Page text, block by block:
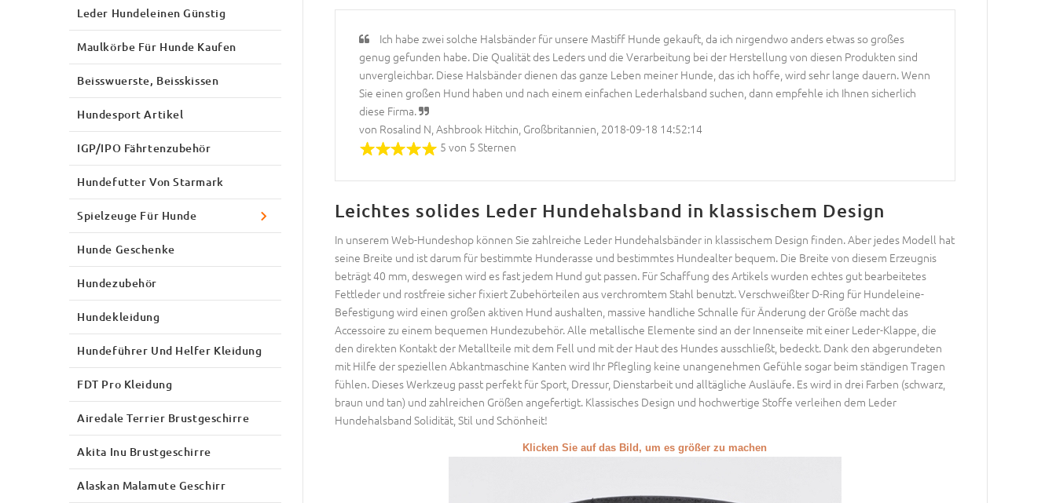
Ich habe zwei solche Halsbänder für unsere Mastiff Hunde gekauft, da ich nirgendwo anders etwas so großes
genug gefunden habe. Die Qualität des Leders und die Verarbeitung bei der Herstellung von diesen Produkten sind
unvergleichbar. Diese Halsbänder dienen das ganze Leben meiner Hunde, das ich hoffe, wird sehr lange dauern. Wenn
Sie einen großen Hund haben und nach einem einfachen Lederhalsband suchen, dann empfehle ich Ihnen sicherlich
diese Firma.
von Rosalind N, Ashbrook Hitchin, Großbritannien, 2018-09-18 14:52:14
5 von 5 Sternen
Leichtes solides Leder Hundehalsband in klassischem Design
In unserem Web-Hundeshop können Sie zahlreiche Leder Hundehalsbänder in klassischem Design finden. Aber jedes Modell hat
seine Breite und ist darum für bestimmte Hunderasse und bestimmtes Hundealter bequem. Die Breite von diesem Erzeugnis
beträgt 40 mm, deswegen wird es fast jedem Hund gut passen. Für Schaffung des Artikels wurden echtes gut bearbeitetes
Fettleder und rostfreie sicher fixiert Zubehörteilen aus verchromtem Stahl benutzt. Verschweißter D-Ring für Hundeleine-
Befestigung wird einen großen aktiven Hund aushalten, massive handliche Schnalle für Änderung der Größe macht das
Accessoire zu einem bequemen Hundezubehör. Alle metallische Elemente sind an der Innenseite mit einer Leder-Klappe, die
den direkten Kontakt der Metallteile mit dem Fell und mit der Haut des Hundes ausschließt, bedeckt. Dank den abgerundeten
mit Hilfe der speziellen Abkantmaschine Kanten wird Ihr Pflegling keine unangenehmen Gefühle sogar beim ständigen Tragen
fühlen. Dieses Werkzeug passt perfekt für Sport, Dressur, Dienstarbeit und alltägliche Ausläufe. Es wird in drei Farben (schwarz,
braun und tan) und zahlreichen Größen angefertigt. Klassisches Design und hochwertige Stoffe verleihen dem Leder
Hundehalsband Solidität, Stil und Schönheit!
Klicken Sie auf das Bild, um es größer zu machen
Leder Hundeleinen Günstig
Maulkörbe Für Hunde Kaufen
Beisswuerste, Beisskissen
Hundesport Artikel
IGP/IPO Fährtenzubehör
Hundefutter Von Starmark
Spielzeuge Für Hunde
Hunde Geschenke
Hundezubehör
Hundekleidung
Hundeführer Und Helfer Kleidung
FDT Pro Kleidung
Airedale Terrier Brustgeschirre
Akita Inu Brustgeschirre
Alaskan Malamute Geschirr